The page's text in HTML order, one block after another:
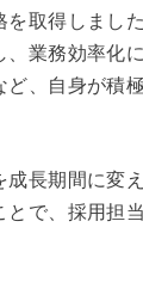
を取得しまし
、業務効率化
ど、自身が積
成長期間に変
とで、採用担